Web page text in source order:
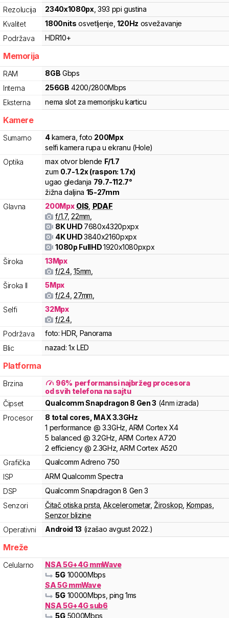
Rezolucija
2340x1080px, 393 ppi gustina
Kvalitet
1800nits osvetljenje 120Hz osvežavanje
Podržava
HDR10+
Memorija
RAM 8GB Gbps
Interna
256GB 4200/2800Mbps
Eksterna
nema slot za memorijsku karticu
Kamere
Sumarno 4kamera foto 200Mpx
selfi kamera rupa u ekranu (Hole)
Optika
max otvor blende F/1.7
zum 0.7-1.2x (raspon: 1.7x)
ugao gledanja 79.7-112.7°
žižna daljina 15-27mm
Glavna
200Mpx OIS PDAF
f/1.7, 22mm
8K UHD 7680x4320pxpx
4K UHD3840x2160pxpx
1080p FullHD1920x1080pxpx
Široka
13Mpx
f/2.4, 15mm
Široka II
5Mpx
f/2.4, 27mm
Selfi
32Mpx
f/2.4,
Podržava
foto: HDR, Panorama
Blic
nazad: 1x LED
Platforma
Brzina 96% performansi najbržeg procesora
od svih telefona na sajtu
Čipset
QualcommSnapdragon 8 Gen 3 (4nm izrada)
Procesor
8 total cores , MAX3.3GHz
1 performance @ 3.3GHz,ARM Cortex X4
5 balanced @ 3.2GHz,ARM Cortex A720
2 efficiency @ 2.3GHz,ARM Cortex A520
Grafička
Qualcomm Adreno 750
ISP
ARM Qualcomm Spectra
DSP
Qualcomm Snapdragon 8 Gen 3
Senzori
Čitač otiska prsta ,Akcelerometar,Žiroskop Kompas
Senzor blizine
Operativni
Android 13 (izašao avgust 2022.)
Mreže
Celularno
NSA 5G+4G mmWave
5G 10000Mbps
SA 5G mmWave
5G 10000Mbps , ping 1ms
NSA 5G+4G sub6
5G 5000Mbps